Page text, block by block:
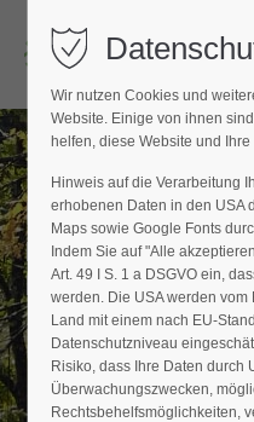
Login
Benutzername (E-
Passwort
Anmelden
Register|Lost your
Hier finden Sie
Nähe
Wir nutzen Cookies und
Website. Einige von ihnen
helfen, diese Website und
Hinweis auf die Verarbeitung
erhobenen Daten in den USA
Maps sowie Google Fonts
Indem Sie auf "Alle
Art. 49 I S. 1 a DSGVO ein,
werden. Die USA werden
Land mit einem nach EU-
Datenschutzniveau
Risiko, dass Ihre Daten durch
Überwachungszwecken,
Rechtsbehelfsmöglichkeiten,